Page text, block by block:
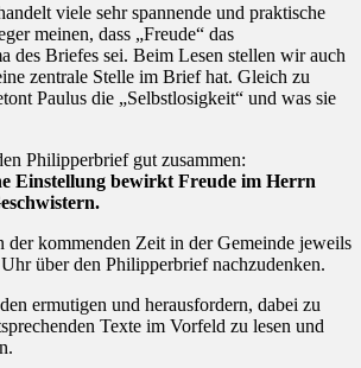
viele sehr spannende und praktische
meinen, dass „Freude“ das
des Briefes sei. Beim Lesen stellen wir auch
zentrale Stelle im Brief hat. Gleich zu
Paulus die „Selbstlosigkeit“ und was sie
Philipperbrief gut zusammen:
Einstellung bewirkt Freude im Herrn
der kommenden Zeit in der Gemeinde jeweils
über den Philipperbrief nachzudenken.
ermutigen und herausfordern, dabei zu
Texte im Vorfeld zu lesen und